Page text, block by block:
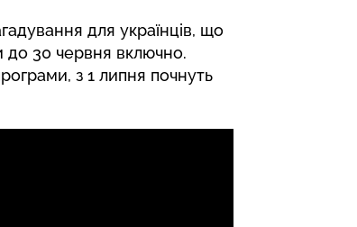
для українців, що
до 30 червня включно.
з 1 липня почнуть